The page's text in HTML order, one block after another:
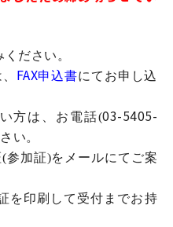
ださい。
FAX申込書にてお申し込
方は、お電話(03-5405-
い。
参加証)をメールにてご案
を印刷して受付までお持